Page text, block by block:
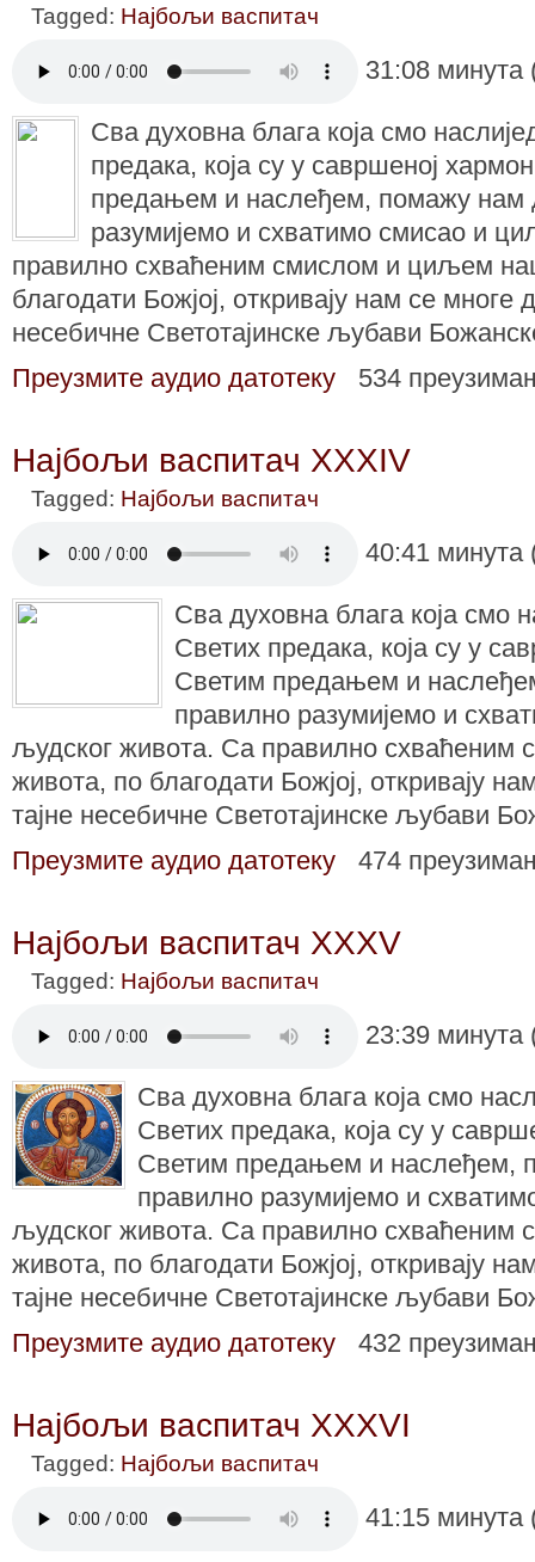
Tagged: Најбољи васпитач
31:08
Сва духовна блага која смо
предака, која су у савршеној
предањем и наслеђем, помажу нам
разумијемо и схватимо смисао и
правилно схваћеним смислом и циљем
благодати Божјој, откривају нам се многе
несебичне Светотајинске љубави
Преузмите аудио датотеку
534
Најбољи васпитач XXXIV
Tagged: Најбољи васпитач
40:41
Сва духовна блага која смо
Светих предака, која су у
Светим предањем и
правилно разумијемо и
људског живота. Са правилно
живота, по благодати Божјој, откривају
тајне несебичне Светотајинске љубави
Преузмите аудио датотеку
474
Најбољи васпитач XXXV
Tagged: Најбољи васпитач
23:39
Сва духовна блага која смо
Светих предака, која су у
Светим предањем и наслеђем,
правилно разумијемо и
људског живота. Са правилно
живота, по благодати Божјој, откривају
тајне несебичне Светотајинске љубави
Преузмите аудио датотеку
432
Најбољи васпитач XXXVI
Tagged: Најбољи васпитач
41:15